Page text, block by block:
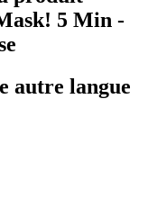
5 Min -
autre langue